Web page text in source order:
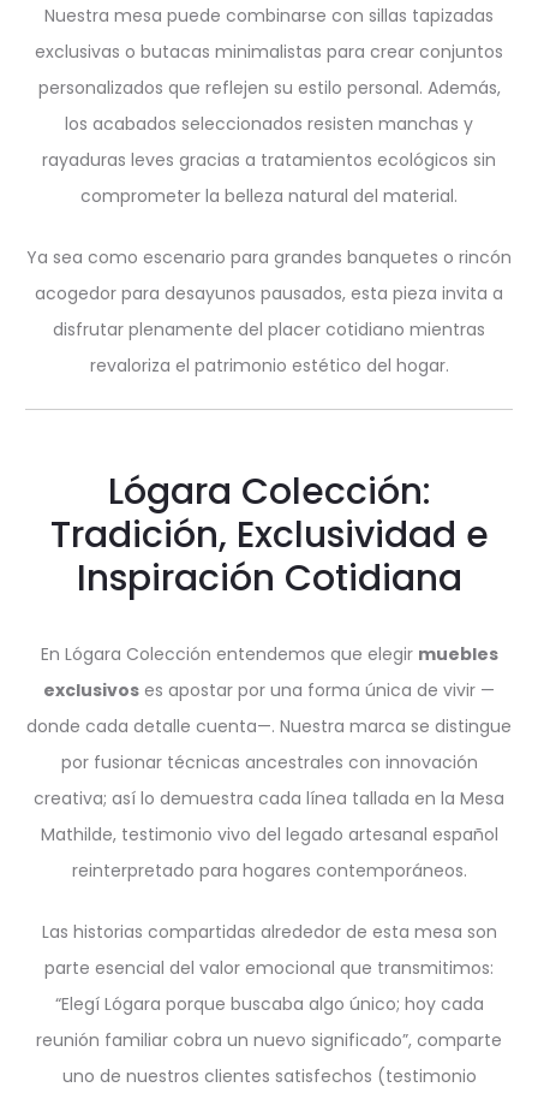
Nuestra mesa puede combinarse con sillas tapizadas
exclusivas o butacas minimalistas para crear conjuntos
personalizados que reflejen su estilo personal. Además,
los acabados seleccionados resisten manchas y
rayaduras leves gracias a tratamientos ecológicos sin
comprometer la belleza natural del material.
Ya sea como escenario para grandes banquetes o rincón
acogedor para desayunos pausados, esta pieza invita a
disfrutar plenamente del placer cotidiano mientras
revaloriza el patrimonio estético del hogar.
Lógara Colección:
Tradición, Exclusividad e
Inspiración Cotidiana
En Lógara Colección entendemos que elegir muebles
exclusivos es apostar por una forma única de vivir —
donde cada detalle cuenta—. Nuestra marca se distingue
por fusionar técnicas ancestrales con innovación
creativa; así lo demuestra cada línea tallada en la Mesa
Mathilde, testimonio vivo del legado artesanal español
reinterpretado para hogares contemporáneos.
Las historias compartidas alrededor de esta mesa son
parte esencial del valor emocional que transmitimos:
“Elegí Lógara porque buscaba algo único; hoy cada
reunión familiar cobra un nuevo significado”, comparte
uno de nuestros clientes satisfechos (testimonio